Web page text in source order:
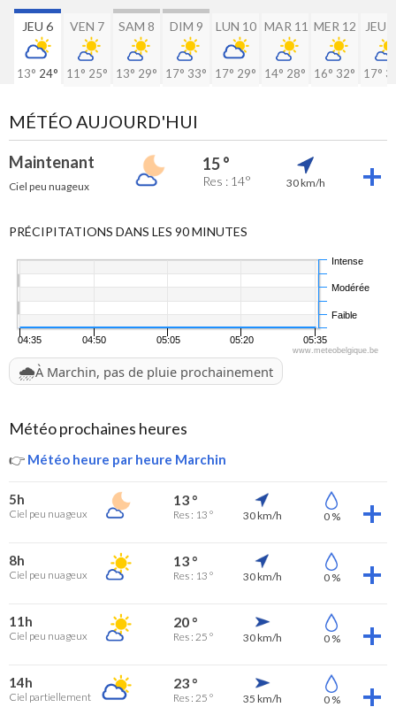
JEU 6
13° 24°
VEN 7
11° 25°
SAM 8
13° 29°
DIM 9
17° 33°
LUN 10
17° 29°
MAR 11
14° 28°
MER 12
16° 32°
JEU
17°
MÉTÉO AUJOURD'HUI
Maintenant
Ciel peu nuageux
15 °
Res : 14° 30 km/h
PRÉCIPITATIONS DANS LES 90 MINUTES
04:35 04:50 05:05 05:20 05:35
Faible
Modérée
Intense
www.meteobelgique.be
🌧️À Marchin, pas de pluie prochainement
Météo prochaines heures
👉 Météo heure par heure Marchin
5h
Ciel peu nuageux
13 °
Res : 13 ° 30 km/h 0 %
8h
Ciel peu nuageux
13 °
Res : 13 ° 30 km/h 0 %
11h
Ciel peu nuageux
20 °
Res : 25 ° 30 km/h 0 %
14h
Ciel partiellement
23 °
Res : 25 ° 35 km/h 0 %